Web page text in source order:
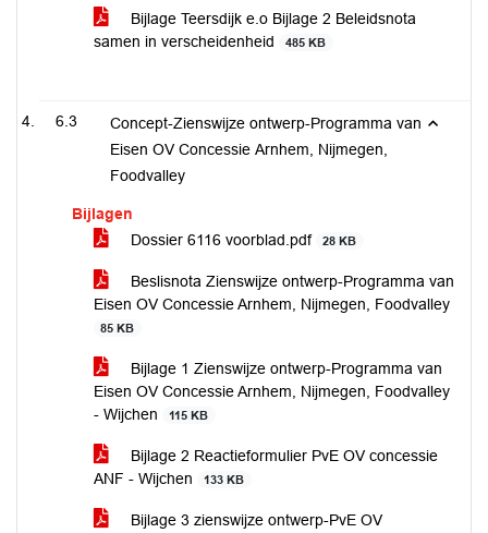
Bijlage Teersdijk e.o Bijlage 2 Beleidsnota
samen in verscheidenheid
485 KB
6.3
Concept-Zienswijze ontwerp-Programma van
Eisen OV Concessie Arnhem, Nijmegen,
Foodvalley
Bijlagen
Dossier 6116 voorblad.pdf
28 KB
Beslisnota Zienswijze ontwerp-Programma van
Eisen OV Concessie Arnhem, Nijmegen, Foodvalley
85 KB
Bijlage 1 Zienswijze ontwerp-Programma van
Eisen OV Concessie Arnhem, Nijmegen, Foodvalley
- Wijchen
115 KB
Bijlage 2 Reactieformulier PvE OV concessie
ANF - Wijchen
133 KB
Bijlage 3 zienswijze ontwerp-PvE OV